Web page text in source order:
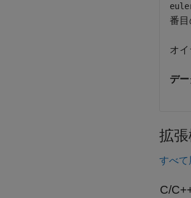
番目
オイ
デ
拡
すべて
C/